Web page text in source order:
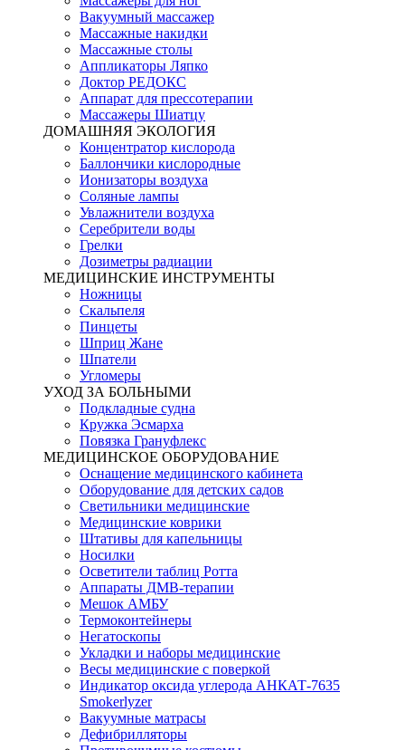
Вакуумный массажер
Массажные накидки
Массажные столы
Аппликаторы Ляпко
Доктор РЕДОКС
Аппарат для прессотерапии
Массажеры Шиатцу
ДОМАШНЯЯ ЭКОЛОГИЯ
Концентратор кислорода
Баллончики кислородные
Ионизаторы воздуха
Соляные лампы
Увлажнители воздуха
Серебрители воды
Грелки
Дозиметры радиации
МЕДИЦИНСКИЕ ИНСТРУМЕНТЫ
Ножницы
Скальпеля
Пинцеты
Шприц Жане
Шпатели
Угломеры
УХОД ЗА БОЛЬНЫМИ
Подкладные судна
Кружка Эсмарха
Повязка Грануфлекс
МЕДИЦИНСКОЕ ОБОРУДОВАНИЕ
Оснащение медицинского кабинета
Оборудование для детских садов
Светильники медицинские
Медицинские коврики
Штативы для капельницы
Носилки
Осветители таблиц Ротта
Аппараты ДМВ-терапии
Мешок АМБУ
Термоконтейнеры
Негатоскопы
Укладки и наборы медицинские
Весы медицинские с поверкой
Индикатор оксида углерода АНКАТ-7635
Smokerlyzer
Вакуумные матрасы
Дефибрилляторы